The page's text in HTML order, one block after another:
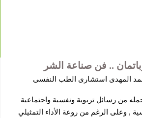
.. فن صناعة الشر
المهدى استشارى الطب النفسى
من رسائل تربوية ونفسية واجتماعية
, وعلى الرغم من روعة الأداء التمثيلي